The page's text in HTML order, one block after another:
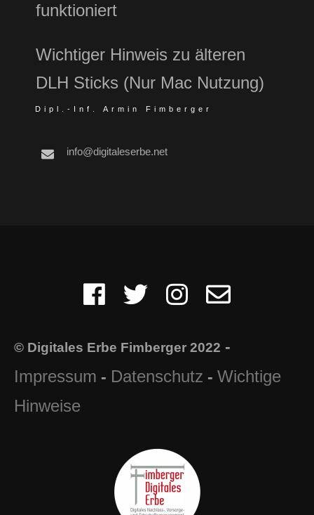
funktioniert
Wichtiger Hinweis zu älteren
DLH Sticks (Nur Mac Nutzung)
Dipl.-Inf. Armin Fimberger
info@digitaleserbe.net
© Digitales Erbe Fimberger 2022 -
Impressum - Datenschutz - Wichtige
Hinweise